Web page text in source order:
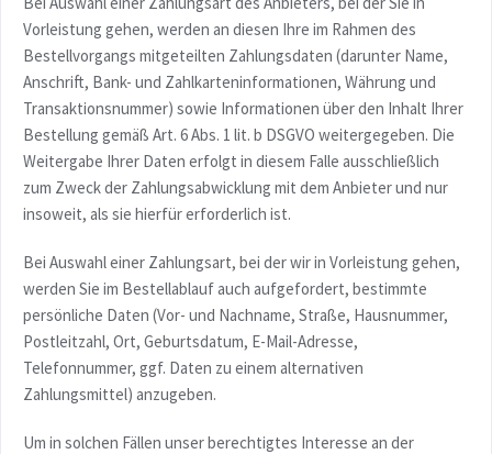
Vorleistung gehen, werden an diesen Ihre im Rahmen des
Bestellvorgangs mitgeteilten Zahlungsdaten (darunter Name,
Anschrift, Bank- und Zahlkarteninformationen, Währung und
Transaktionsnummer) sowie Informationen über den Inhalt Ihrer
Bestellung gemäß Art. 6 Abs. 1 lit. b DSGVO weitergegeben. Die
Weitergabe Ihrer Daten erfolgt in diesem Falle ausschließlich
zum Zweck der Zahlungsabwicklung mit dem Anbieter und nur
insoweit, als sie hierfür erforderlich ist.
Bei Auswahl einer Zahlungsart, bei der wir in Vorleistung gehen,
werden Sie im Bestellablauf auch aufgefordert, bestimmte
persönliche Daten (Vor- und Nachname, Straße, Hausnummer,
Postleitzahl, Ort, Geburtsdatum, E-Mail-Adresse,
Telefonnummer, ggf. Daten zu einem alternativen
Zahlungsmittel) anzugeben.
Um in solchen Fällen unser berechtigtes Interesse an der